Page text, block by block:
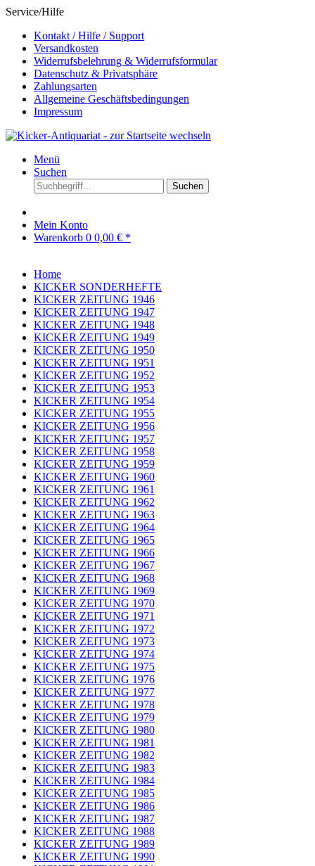
Service/Hilfe
Kontakt / Hilfe / Support
Versandkosten
Widerrufsbelehrung & Widerrufsformular
Datenschutz & Privatsphäre
Zahlungsarten
Allgemeine Geschäftsbedingungen
Impressum
Menü
Suchen
Suchen
Mein Konto
Warenkorb 0 0,00 € *
Home
KICKER SONDERHEFTE
KICKER ZEITUNG 1946
KICKER ZEITUNG 1947
KICKER ZEITUNG 1948
KICKER ZEITUNG 1949
KICKER ZEITUNG 1950
KICKER ZEITUNG 1951
KICKER ZEITUNG 1952
KICKER ZEITUNG 1953
KICKER ZEITUNG 1954
KICKER ZEITUNG 1955
KICKER ZEITUNG 1956
KICKER ZEITUNG 1957
KICKER ZEITUNG 1958
KICKER ZEITUNG 1959
KICKER ZEITUNG 1960
KICKER ZEITUNG 1961
KICKER ZEITUNG 1962
KICKER ZEITUNG 1963
KICKER ZEITUNG 1964
KICKER ZEITUNG 1965
KICKER ZEITUNG 1966
KICKER ZEITUNG 1967
KICKER ZEITUNG 1968
KICKER ZEITUNG 1969
KICKER ZEITUNG 1970
KICKER ZEITUNG 1971
KICKER ZEITUNG 1972
KICKER ZEITUNG 1973
KICKER ZEITUNG 1974
KICKER ZEITUNG 1975
KICKER ZEITUNG 1976
KICKER ZEITUNG 1977
KICKER ZEITUNG 1978
KICKER ZEITUNG 1979
KICKER ZEITUNG 1980
KICKER ZEITUNG 1981
KICKER ZEITUNG 1982
KICKER ZEITUNG 1983
KICKER ZEITUNG 1984
KICKER ZEITUNG 1985
KICKER ZEITUNG 1986
KICKER ZEITUNG 1987
KICKER ZEITUNG 1988
KICKER ZEITUNG 1989
KICKER ZEITUNG 1990